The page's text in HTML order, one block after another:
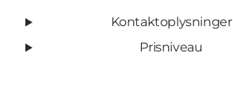
Kontaktoplysninger
Prisniveau